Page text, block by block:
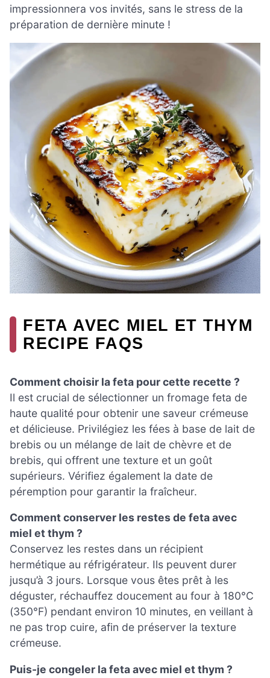
impressionnera vos invités, sans le stress de la
préparation de dernière minute !
FETA AVEC MIEL ET THYM
RECIPE FAQS
Comment choisir la feta pour cette recette ?
Il est crucial de sélectionner un fromage feta de
haute qualité pour obtenir une saveur crémeuse
et délicieuse. Privilégiez les fées à base de lait de
brebis ou un mélange de lait de chèvre et de
brebis, qui offrent une texture et un goût
supérieurs. Vérifiez également la date de
péremption pour garantir la fraîcheur.
Comment conserver les restes de feta avec
miel et thym ?
Conservez les restes dans un récipient
hermétique au réfrigérateur. Ils peuvent durer
jusqu’à 3 jours. Lorsque vous êtes prêt à les
déguster, réchauffez doucement au four à 180°C
(350°F) pendant environ 10 minutes, en veillant à
ne pas trop cuire, afin de préserver la texture
crémeuse.
Puis-je congeler la feta avec miel et thym ?